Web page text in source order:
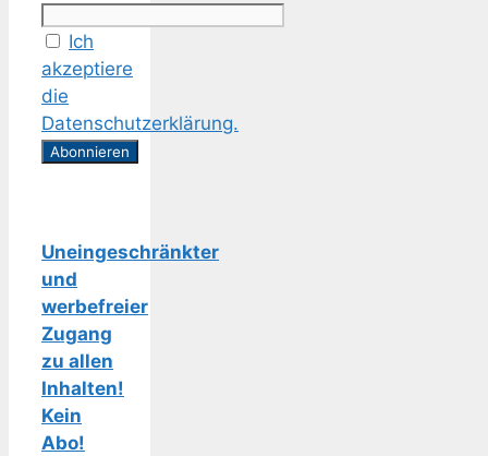
Ich
akzeptiere
die
Datenschutzerklärung.
Uneingeschränkter
und
werbefreier
Zugang
zu allen
Inhalten!
Kein
Abo!